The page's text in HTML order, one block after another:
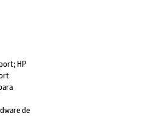
HP
de